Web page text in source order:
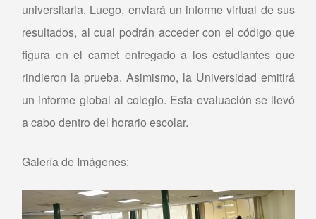
universitaria. Luego, enviará un informe virtual de sus
resultados, al cual podrán acceder con el código que
figura en el carnet entregado a los estudiantes que
rindieron la prueba. Asimismo, la Universidad emitirá
un informe global al colegio. Esta evaluación se llevó
a cabo dentro del horario escolar.
Galería de Imágenes: